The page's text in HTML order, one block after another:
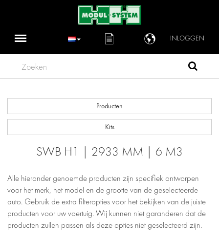
INLOGGEN
Zoeken
Producten
Kits
SWB H1 | 2933 MM | 6 M3
Alle hieronder genoemde producten zijn specifiek ontworpen
voor het merk, het model en de grootte van de geselecteerde
auto. Gebruik de extra filteropties voor het bekijken van de juiste
producten voor uw voertuig. Wij kunnen niet garanderen dat de
producten zullen passen als deze opties niet geselecteerd zijn.